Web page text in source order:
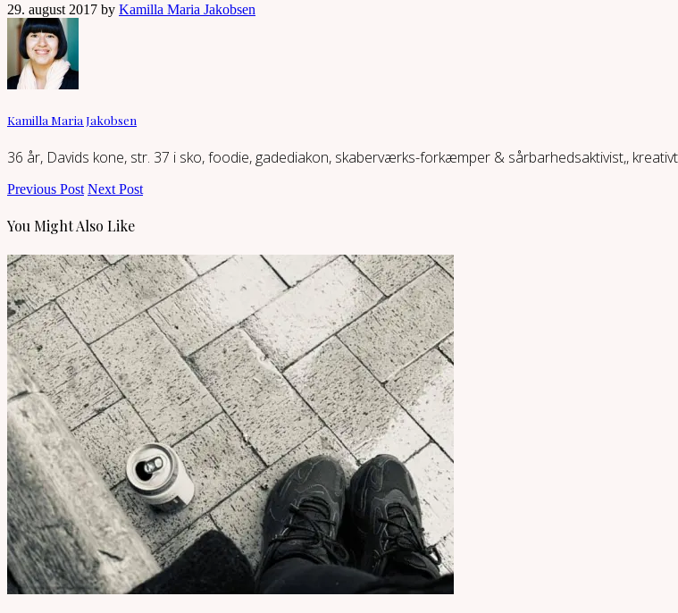
29. august 2017 by Kamilla Maria Jakobsen
Kamilla Maria Jakobsen
36 år, Davids kone, str. 37 i sko, foodie, gadediakon, skaberværks-forkæmper & sårbarhedsaktivist,,
Previous Post Next Post
You Might Also Like